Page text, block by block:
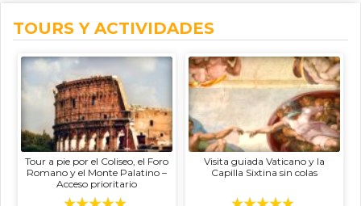
TOURS Y ACTIVIDADES
Tour a pie por el Coliseo, el Foro
Romano y el Monte Palatino –
Acceso prioritario
Visita guiada Vaticano y la
Capilla Sixtina sin colas